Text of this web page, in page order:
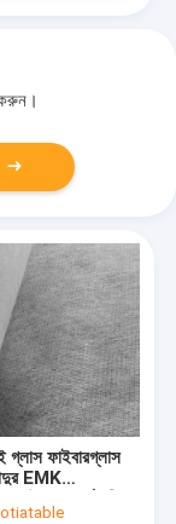
গ্লাস ফাইবারগ্লাস
EMK